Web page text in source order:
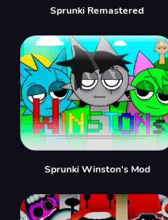
Sprunki Remastered
Sprunki Winston's Mod